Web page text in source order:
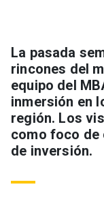
La pasada
rincones del
equipo del
inmersión en
región. Los
como foco de
de inversión.